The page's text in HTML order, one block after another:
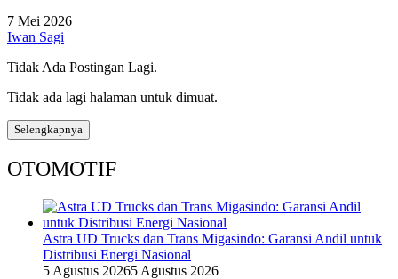
7 Mei 2026
Iwan Sagi
Tidak Ada Postingan Lagi.
Tidak ada lagi halaman untuk dimuat.
Selengkapnya
OTOMOTIF
Astra UD Trucks dan Trans Migasindo: Garansi Andil untuk
Distribusi Energi Nasional
5 Agustus 20265 Agustus 2026